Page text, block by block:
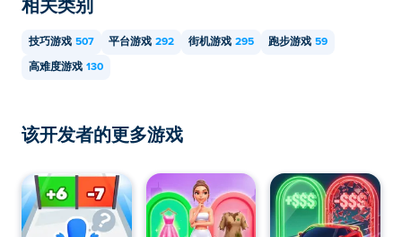
相关类别
技巧游戏 507 平台游戏 292 街机游戏 295 跑步游戏 59
高难度游戏 130
该开发者的更多游戏